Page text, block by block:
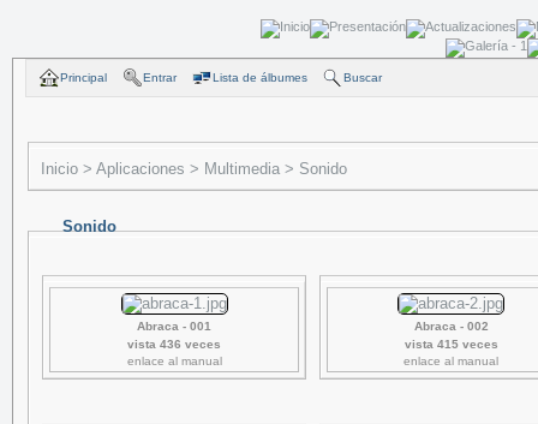
Principal Entrar Lista de álbumes Buscar
Inicio > Aplicaciones > Multimedia > Sonido
Sonido
Abraca - 001
vista 436 veces
enlace al manual
Abraca - 002
vista 415 veces
enlace al manual